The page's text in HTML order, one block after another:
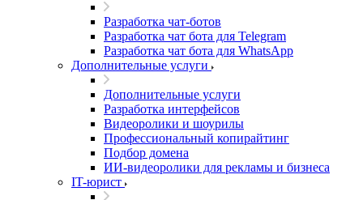
Разработка чат-ботов
Разработка чат бота для Telegram
Разработка чат бота для WhatsApp
Дополнительные услуги
Дополнительные услуги
Разработка интерфейсов
Видеоролики и шоурилы
Профессиональный копирайтинг
Подбор домена
ИИ-видеоролики для рекламы и бизнеса
IT-юрист